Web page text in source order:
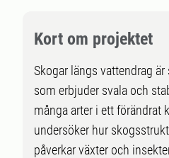
Kort om projektet
Skogar längs vattendrag
som erbjuder svala och
många arter i ett förändrat
undersöker hur
påverkar växter och